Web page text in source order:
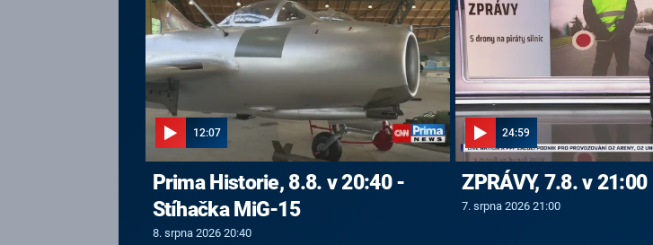
12:07
Prima Historie, 8.8. v 20:40 -
Stíhačka MiG-15
8. srpna 2026 20:40
24:59
ZPRÁVY, 7.8. v 21:00
7. srpna 2026 21:00